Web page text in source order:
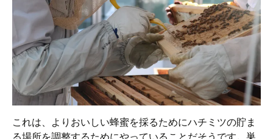
これは、よりおいしい蜂蜜を採るためにハチミツの貯ま
る場所を調整するためにやっていることだそうです。巣